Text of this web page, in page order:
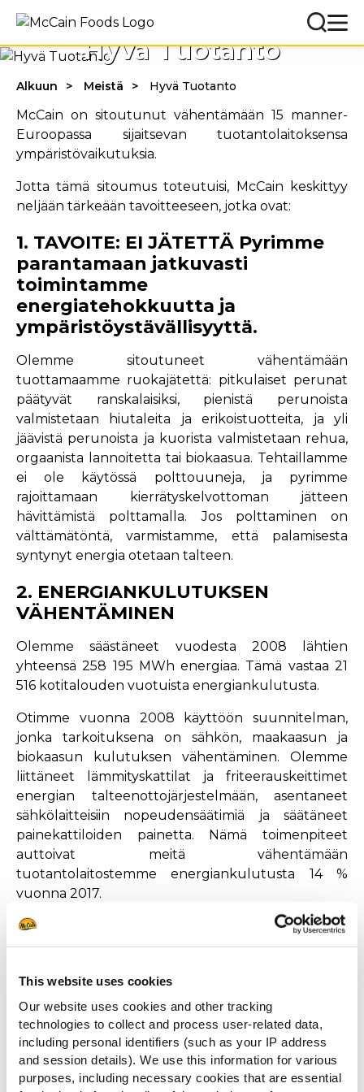
This website uses cookies
Our website uses cookies and other tracking
technologies to collect and process user-related data,
including personal identifiers (such as your IP address
and session details). We use this information for various
purposes, including necessary cookies that are essential
Hyvä Tuotanto
Alkuun Meistä Hyvä Tuotanto
McCain on sitoutunut vähentämään 15 manner-
Euroopassa sijaitsevan tuotantolaitoksensa
ympäristövaikutuksia.
Jotta tämä sitoumus toteutuisi, McCain keskittyy
neljään tärkeään tavoitteeseen, jotka ovat:
1. TAVOITE: EI JÄTETTÄ Pyrimme
parantamaan jatkuvasti
toimintamme
energiatehokkuutta ja
ympäristöystävällisyyttä.
Olemme sitoutuneet vähentämään
tuottamaamme ruokajätettä: pitkulaiset perunat
päätyvät ranskalaisiksi, pienistä perunoista
valmistetaan hiutaleita ja erikoistuotteita, ja yli
jäävistä perunoista ja kuorista valmistetaan rehua,
orgaanista lannoitetta tai biokaasua. Tehtaillamme
ei ole käytössä polttouuneja, ja pyrimme
rajoittamaan kierrätyskelvottoman jätteen
hävittämistä polttamalla. Jos polttaminen on
välttämätöntä, varmistamme, että palamisesta
syntynyt energia otetaan talteen.
2. ENERGIANKULUTUKSEN
VÄHENTÄMINEN
Olemme säästäneet vuodesta 2008 lähtien
yhteensä 258 195 MWh energiaa. Tämä vastaa 21
516 kotitalouden vuotuista energiankulutusta.
Otimme vuonna 2008 käyttöön suunnitelman,
jonka tarkoituksena on sähkön, maakaasun ja
biokaasun kulutuksen vähentäminen. Olemme
liittäneet lämmityskattilat ja friteerauskeittimet
energian talteenottojärjestelmään, asentaneet
sähkölaitteisiin nopeudensäätimiä ja säätäneet
painekattiloiden painetta. Nämä toimenpiteet
auttoivat meitä vähentämään
tuotantolaitostemme energiankulutusta 14 %
vuonna 2017.
3. KESTÄVÄT
TUOTANTOLAITOKSET
Olemme vähentäneet metaanipäästöjämme 2 600
000 m3. Tämä tarkoittaa, että ilmakehään on
päässyt toimintamme seurauksena 5 300 tonnia
vähemmän hiilidioksidia, mikä vastaa 5 300
menopaluulentoa Pariisista New Yorkiin. Ranskan
Matouguesissa sijaitseva tuotantolaitoksemme on